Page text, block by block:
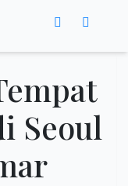
Seoul